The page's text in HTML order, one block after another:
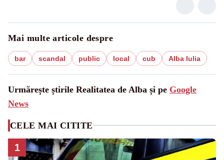
Mai multe articole despre
bar scandal public local cub Alba Iulia
Urmărește știrile Realitatea de Alba și pe Google
News
CELE MAI CITITE
1